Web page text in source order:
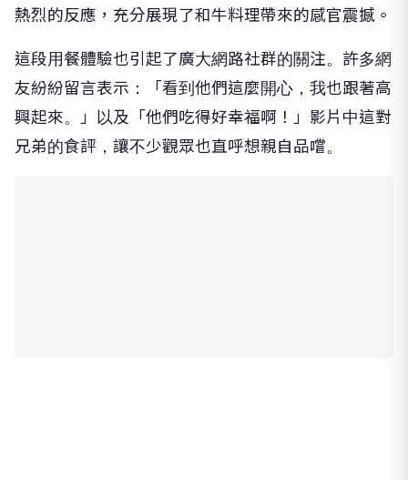
熱烈的反應，充分展現了和牛料理帶來的感官震撼。
這段用餐體驗也引起了廣大網路社群的關注。許多網
友紛紛留言表示：「看到他們這麼開心，我也跟著高
興起來。」以及「他們吃得好幸福啊！」影片中這對
兄弟的食評，讓不少觀眾也直呼想親自品嚐。